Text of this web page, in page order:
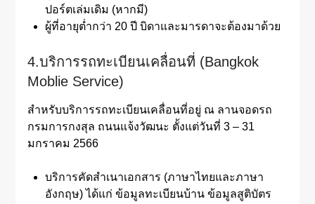
ปอร์ตเล่มเดิม (หากมี)
ผู้ที่อายุต่ำกว่า 20 ปี บิดาและมารดาจะต้องมาด้วย
4.บริการรถทะเบียนเคลื่อนที่ (Bangkok
Moblie Service)
สำหรับบริการรถทะเบียนเคลื่อนที่อยู่ ณ ลานจอดรถ
กรมการกงสุล ถนนแจ้งวัฒนะ ตั้งแต่วันที่ 3 – 31
มกราคม 2566
บริการคัดสำเนาเอกสาร (ภาษาไทยและภาษา
อังกฤษ) ได้แก่ ข้อมูลทะเบียนบ้าน ข้อมูลสูติบัตร